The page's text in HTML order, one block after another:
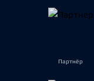
Партнёр